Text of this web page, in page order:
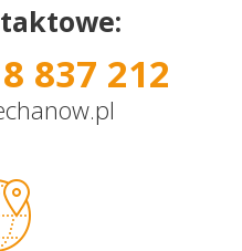
837 212